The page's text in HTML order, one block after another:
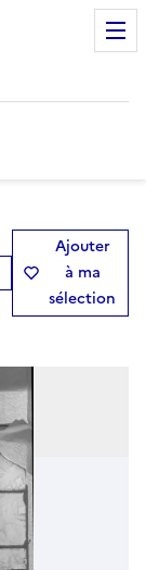
Ajouter
à ma
sélection